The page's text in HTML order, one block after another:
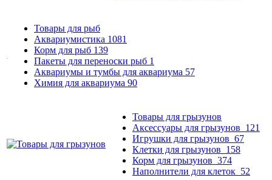
Товары для рыб
Аквариумистика 1081
Корм для рыб 139
Пакеты для переноски рыб 1
Аквариумы и тумбы для аквариума 57
Химия для аквариума 90
Товары для грызунов
Аксессуары для грызунов 121
Игрушки для грызунов 67
Клетки для грызунов 158
Корм для грызунов 374
Наполнители для клеток 52